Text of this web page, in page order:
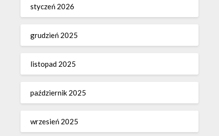
styczeń 2026
grudzień 2025
listopad 2025
październik 2025
wrzesień 2025